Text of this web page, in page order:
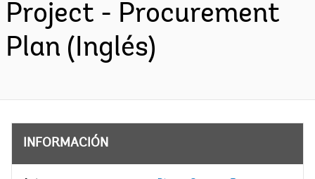
Project - Procurement
Plan (Inglés)
INFORMACIÓN